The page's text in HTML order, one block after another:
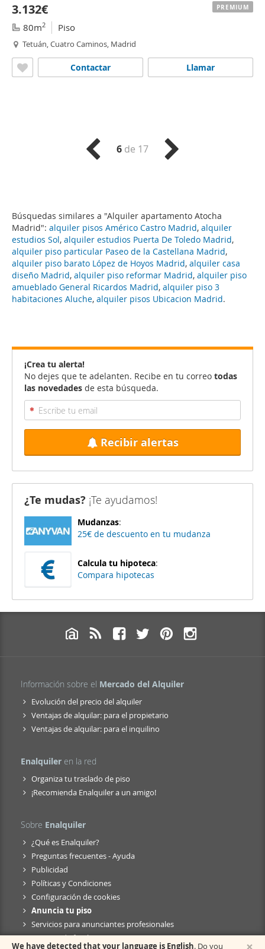
Búsquedas similares a "Alquiler apartamento Atocha
Madrid": alquiler pisos Américo Castro Madrid, alquiler
estudios Sol, alquiler estudios Puerta De Toledo Madrid,
alquiler piso particular Paseo de la Castellana Madrid,
alquiler piso barato López de Hoyos Madrid, alquiler casa
diseño Madrid, alquiler piso reformar Madrid, alquiler piso
amueblado General Ricardos Madrid, alquiler piso 3
habitaciones Aluche, alquiler pisos Ubicacion Madrid.
3.132€
80m2 Piso
Tetuán, Cuatro Caminos, Madrid
Llamar
Contactar
PREMIUM
6 de 17
¡Crea tu alerta!
No dejes que te adelanten. Recibe en tu correo todas
las novedades de esta búsqueda.
Recibir alertas
¿Te mudas? ¡Te ayudamos!
Mudanzas:
25€ de descuento en tu mudanza
Calcula tu hipoteca:
Compara hipotecas
Información sobre el Mercado del Alquiler
Evolución del precio del alquiler
Ventajas de alquilar: para el propietario
Ventajas de alquilar: para el inquilino
Enalquiler en la red
Organiza tu traslado de piso
¡Recomienda Enalquiler a un amigo!
Sobre Enalquiler
¿Qué es Enalquiler?
Preguntas frecuentes - Ayuda
Publicidad
Políticas y Condiciones
Configuración de cookies
Anuncia tu piso
Servicios para anunciantes profesionales
Anuncio de fusión
We have detected that your language is English. Do you